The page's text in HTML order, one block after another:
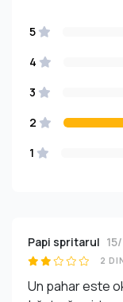
5
4
3
2
1
Papi spritarul
2
Un pahar este